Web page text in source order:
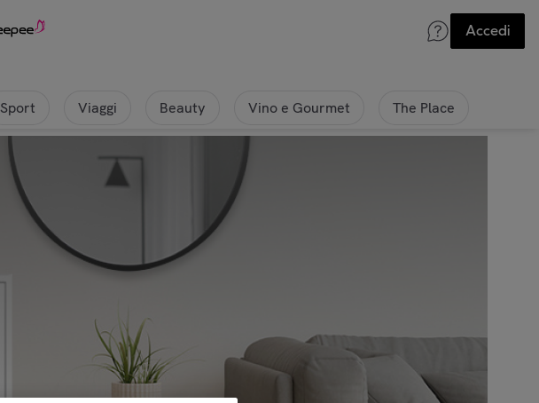
Accedi
Sport Viaggi Beauty Vino e Gourmet The Place